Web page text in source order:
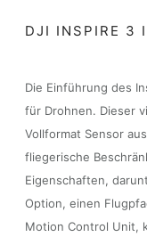
DJI INSPIRE 3
Die Einführung des
für Drohnen. Dieser
Vollformat Sensor
fliegerische
Eigenschaften,
Option, einen
Motion Control Unit,